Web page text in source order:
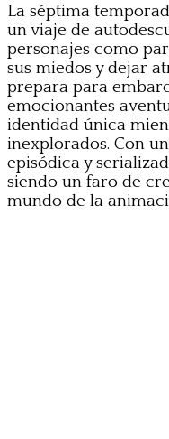
La séptima
un viaje de
personajes como
sus miedos y dejar
prepara para
emocionantes
identidad única
inexplorados. Con
episódica y
siendo un faro de
mundo de la